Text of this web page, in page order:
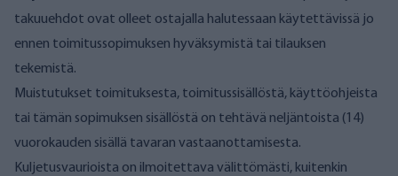
takuuehdot ovat olleet ostajalla halutessaan käytettävissä jo
ennen toimitussopimuksen hyväksymistä tai tilauksen
tekemistä.
Muistutukset toimituksesta, toimitussisällöstä, käyttöohjeista
tai tämän sopimuksen sisällöstä on tehtävä neljäntoista (14)
vuorokauden sisällä tavaran vastaanottamisesta.
Kuljetusvaurioista on ilmoitettava välittömästi, kuitenkin